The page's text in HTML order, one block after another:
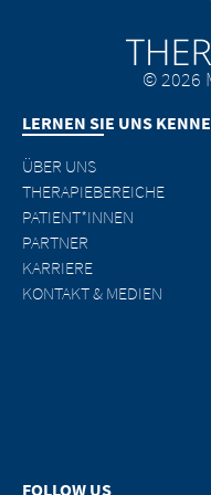
© 2026
LERNEN SIE UNS
ÜBER UNS
THERAPIEBEREICHE
PATIENT*INNEN
PARTNER
KARRIERE
KONTAKT & MEDIEN
FOLLOW US
CONTINUE
auf den
unterrichten.